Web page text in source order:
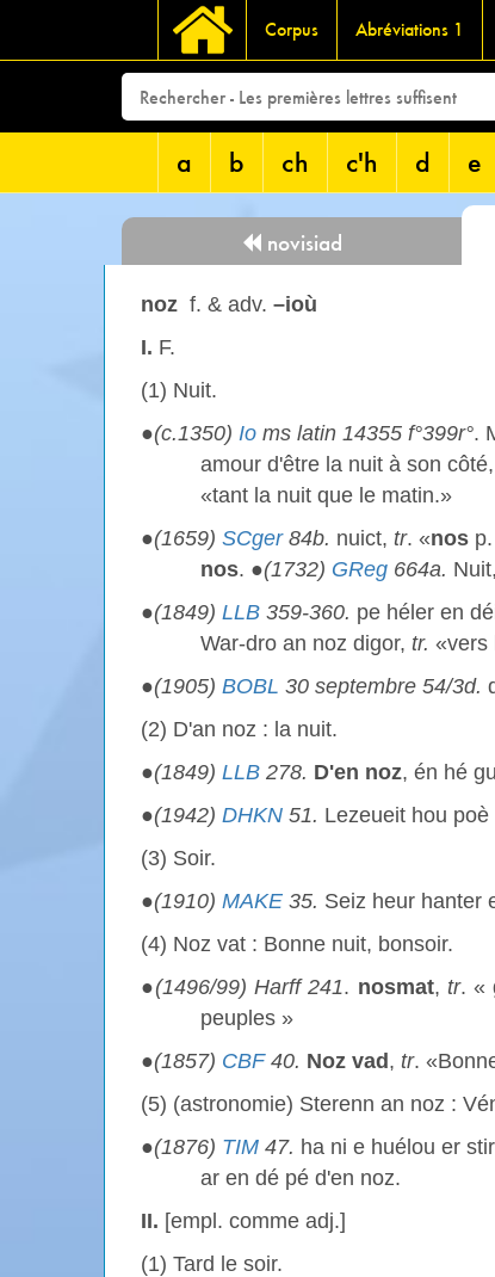
Corpus Abréviations 1
a b ch c'h d e
novisiad
noz f. & adv. –ioù
I. F.
(1) Nuit.
●(c.1350) Io ms latin 14355 f°399r°.
amour d'être la nuit à son
«tant la nuit que le matin.»
●(1659) SCger84b. nuict, tr. «nos p.
nos. ●(1732) GReg 664a. Nuit,
●(1849) LLB 359-360. pe héler en
War-dro an noz digor, tr. «vers
●(1905) BOBL 30 septembre 54/3d.
(2) D'an noz : la nuit.
●(1849) LLB 278. D'en noz, én hé
●(1942) DHKN 51. Lezeueit hou
(3) Soir.
●(1910) MAKE 35. Seiz heur hanter
(4) Noz vat : Bonne nuit, bonsoir.
●(1496/99) Harff 241. nosmat, tr. «
peuples »
●(1857) CBF40. Noz vad , tr.
(5) (astronomie) Sterenn an noz :
●(1876) TIM 47. ha ni e huélou er
ar en dé pé d'en noz.
II. [empl. comme adj.]
(1) Tard le soir.